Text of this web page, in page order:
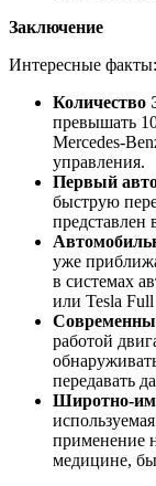
Заключение
Интересные факты:
Количество
превышать
Mercedes-
управления.
Первый
быструю
представлен
уже
в системах
или Tesla
работой
передавать
Широтно-
применение
медицине,